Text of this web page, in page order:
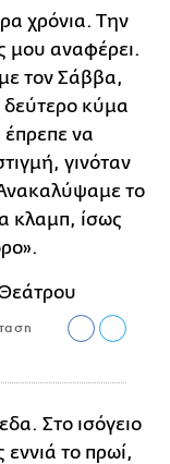
χρόνια. Την
μου αναφέρει.
τον Σάββα,
δεύτερο κύμα
έπρεπε να
γινόταν
το
κλαμπ, ίσως
Στο ισόγειο
εννιά το πρωί,